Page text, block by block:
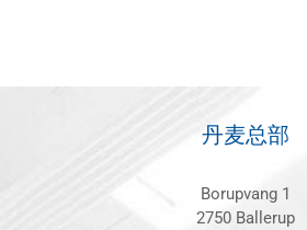
丹麦总部
Borupvang 1
2750 Ballerup